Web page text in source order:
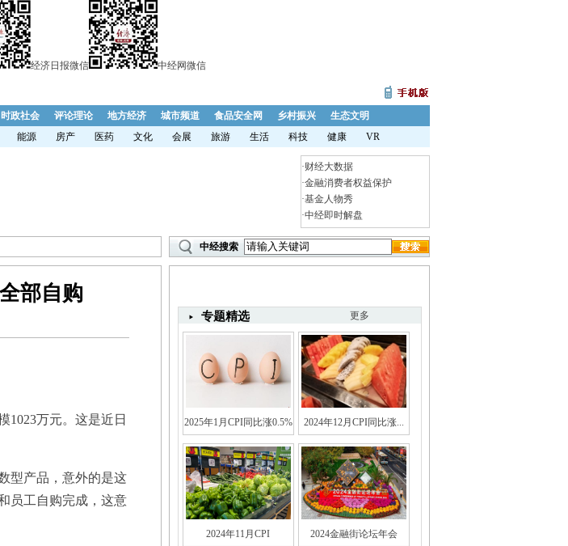
经济日报微信 中经网微信
时政社会 评论理论 地方经济 城市频道 食品安全网 乡村振兴
生态文明
能源 房产 医药 文化 会展 旅游 生活 科技 健康 VR
·财经大数据
·金融消费者权益保护
·基金人物秀
·中经即时解盘
中经搜索
部自购
万元。这是近日
型产品，意外的是这
员工自购完成，这意
专题精选 更多
2025年1月CPI同比涨0.5% 2024年12月CPI同比涨...
2024年11月CPI 2024金融街论坛年会